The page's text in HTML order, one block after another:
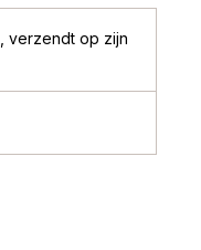
verzendt op zijn